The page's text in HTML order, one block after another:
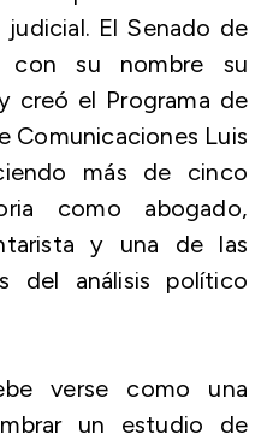
El Senado de
con su nombre su
creó el Programa de
Comunicaciones Luis
más de cinco
como abogado,
y una de las
del análisis político
verse como una
un estudio de